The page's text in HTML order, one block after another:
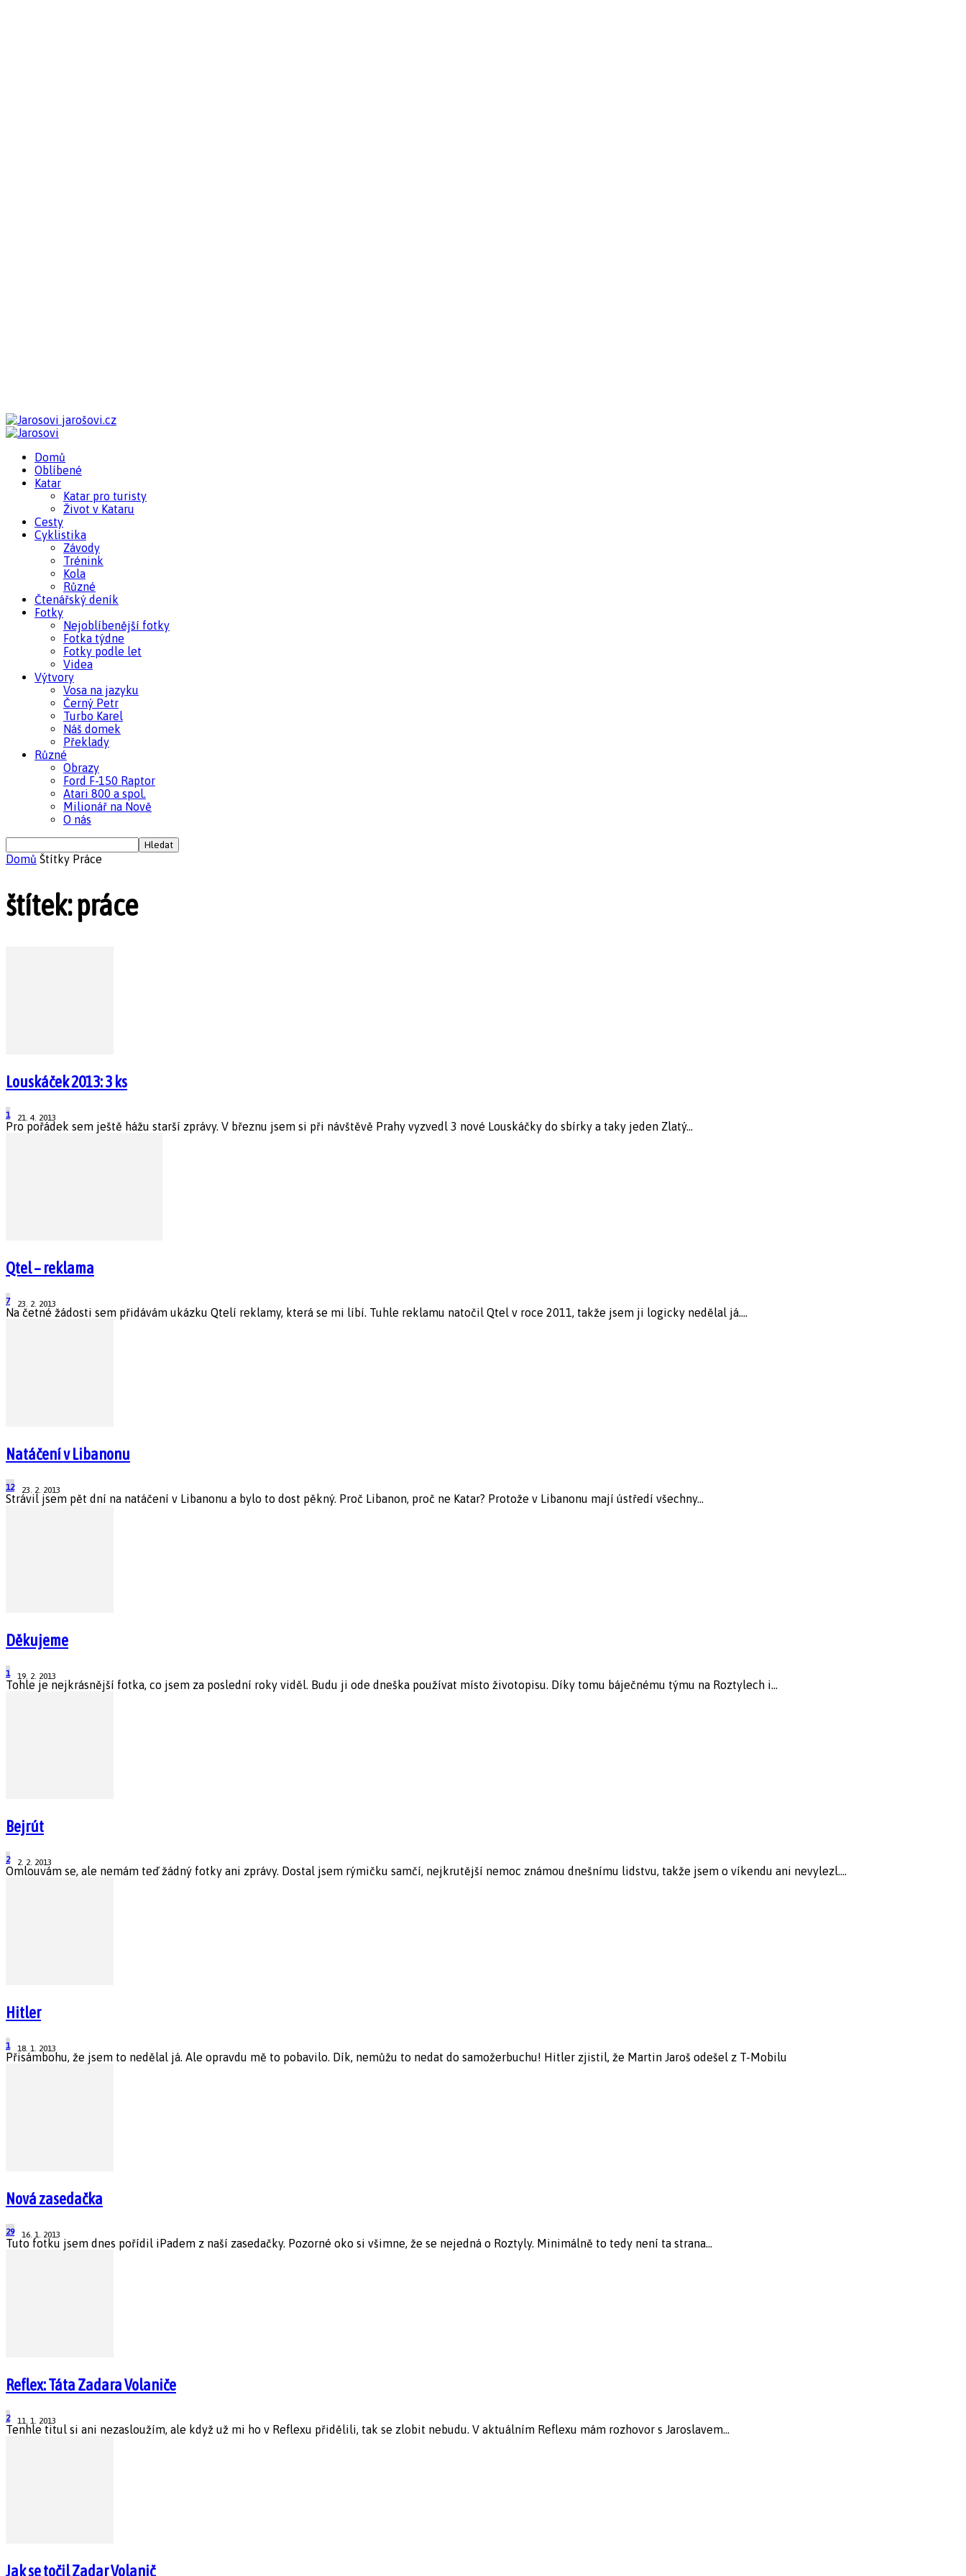
jarošovi.cz
Domů
Oblíbené
Katar
Katar pro turisty
Život v Kataru
Cesty
Cyklistika
Závody
Trénink
Kola
Různé
Čtenářský deník
Fotky
Nejoblíbenější fotky
Fotka týdne
Fotky podle let
Videa
Výtvory
Vosa na jazyku
Černý Petr
Turbo Karel
Náš domek
Překlady
Různé
Obrazy
Ford F-150 Raptor
Atari 800 a spol.
Milionář na Nově
O nás
Domů Štítky Práce
štítek: práce
Louskáček 2013: 3 ks
21. 4. 2013
1
Pro pořádek sem ještě hážu starší zprávy. V březnu jsem si při návštěvě Prahy vyzvedl 3 nové Louskáčky do sbírky a taky jeden Zlatý...
Qtel – reklama
23. 2. 2013
7
Na četné žádosti sem přidávám ukázku Qtelí reklamy, která se mi líbí. Tuhle reklamu natočil Qtel v roce 2011, takže jsem ji logicky nedělal já....
Natáčení v Libanonu
23. 2. 2013
12
Strávil jsem pět dní na natáčení v Libanonu a bylo to dost pěkný. Proč Libanon, proč ne Katar? Protože v Libanonu mají ústředí všechny...
Děkujeme
19. 2. 2013
1
Tohle je nejkrásnější fotka, co jsem za poslední roky viděl. Budu ji ode dneška používat místo životopisu. Díky tomu báječnému týmu na Roztylech i...
Bejrút
2. 2. 2013
2
Omlouvám se, ale nemám teď žádný fotky ani zprávy. Dostal jsem rýmičku samčí, nejkrutější nemoc známou dnešnímu lidstvu, takže jsem o víkendu ani nevylezl....
Hitler
18. 1. 2013
1
Přisámbohu, že jsem to nedělal já. Ale opravdu mě to pobavilo. Dík, nemůžu to nedat do samožerbuchu! Hitler zjistil, že Martin Jaroš odešel z T-Mobilu
Nová zasedačka
16. 1. 2013
29
Tuto fotku jsem dnes pořídil iPadem z naší zasedačky. Pozorné oko si všimne, že se nejedná o Roztyly. Minimálně to tedy není ta strana...
Reflex: Táta Zadara Volaniče
11. 1. 2013
2
Tenhle titul si ani nezasloužím, ale když už mi ho v Reflexu přidělili, tak se zlobit nebudu. V aktuálním Reflexu mám rozhovor s Jaroslavem...
Jak se točil Zadar Volanič